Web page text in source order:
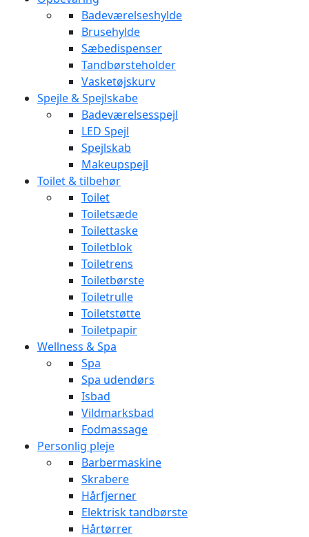
Badeværelseshylde
Brusehylde
Sæbedispenser
Tandbørsteholder
Vasketøjskurv
Spejle & Spejlskabe
Badeværelsesspejl
LED Spejl
Spejlskab
Makeupspejl
Toilet & tilbehør
Toilet
Toiletsæde
Toilettaske
Toiletblok
Toiletrens
Toiletbørste
Toiletrulle
Toiletstøtte
Toiletpapir
Wellness & Spa
Spa
Spa udendørs
Isbad
Vildmarksbad
Fodmassage
Personlig pleje
Barbermaskine
Skrabere
Hårfjerner
Elektrisk tandbørste
Hårtørrer